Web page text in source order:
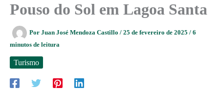
Pouso do Sol em Lagoa Santa
Por Juan José Mendoza Castillo / 25 de fevereiro de 2025 / 6
minutos de leitura
Turismo